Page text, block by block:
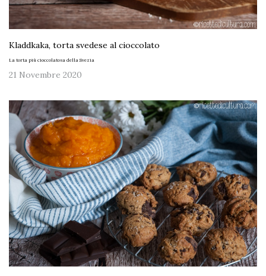
Kladdkaka, torta svedese al cioccolato
La torta più cioccolatosa della Svezia
21 Novembre 2020